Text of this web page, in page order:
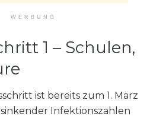
WERBUNG
1 – Schulen,
ist bereits zum 1. März
Infektionszahlen